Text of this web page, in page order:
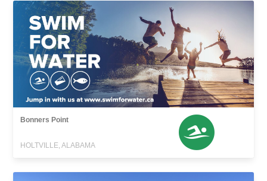
Bonners Point
HOLTVILLE, ALABAMA